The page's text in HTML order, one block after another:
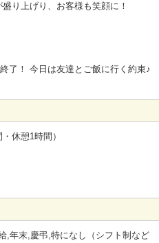
り上げり、お客様も笑顔に！
！ 今日は友達とご飯に行く約束♪
休憩1時間）
,年末,慶弔,特になし（シフト制など